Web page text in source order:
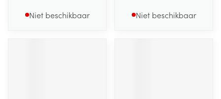
Niet beschikbaar Niet beschikbaar